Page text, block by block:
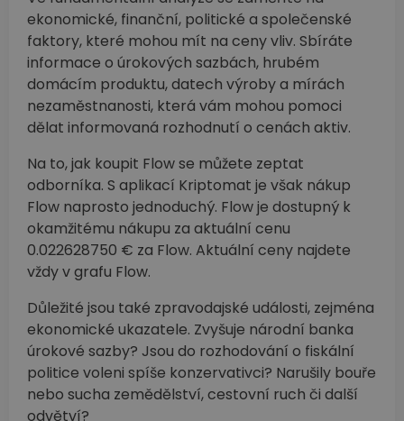
ekonomické, finanční, politické a společenské
faktory, které mohou mít na ceny vliv. Sbíráte
informace o úrokových sazbách, hrubém
domácím produktu, datech výroby a mírách
nezaměstnanosti, která vám mohou pomoci
dělat informovaná rozhodnutí o cenách aktiv.
Na to, jak koupit Flow se můžete zeptat
odborníka. S aplikací Kriptomat je však nákup
Flow naprosto jednoduchý. Flow je dostupný k
okamžitému nákupu za aktuální cenu
0.022628750 € za Flow. Aktuální ceny najdete
vždy v grafu Flow.
Důležité jsou také zpravodajské události, zejména
ekonomické ukazatele. Zvyšuje národní banka
úrokové sazby? Jsou do rozhodování o fiskální
politice voleni spíše konzervativci? Narušily bouře
nebo sucha zemědělství, cestovní ruch či další
odvětví?